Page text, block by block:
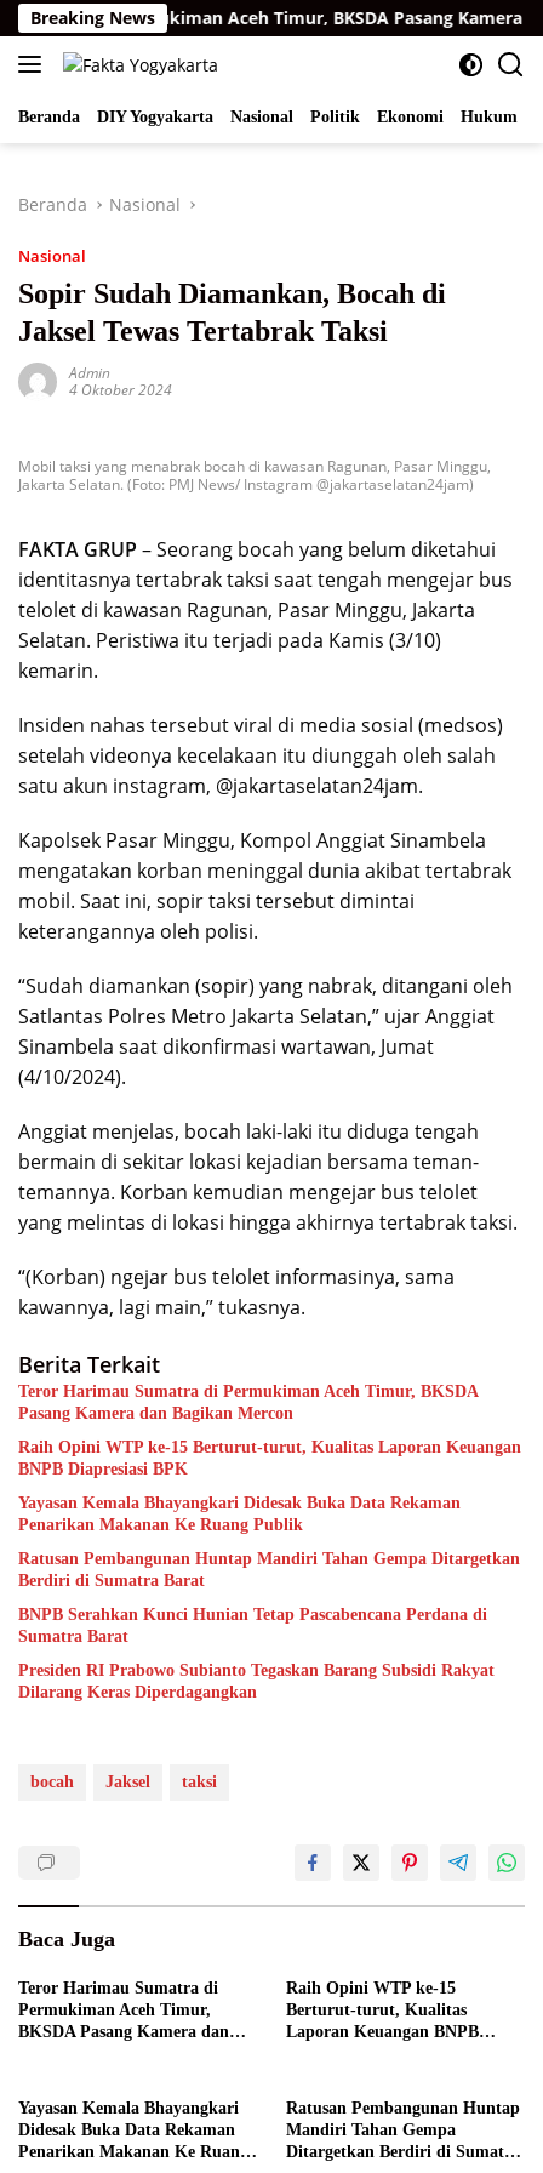
Langsung
ke
konten
Breaking News
di Permukiman Aceh Timur, BKSDA Pasang Kamera dan
Beranda DIY Yogyakarta Nasional Politik Ekonomi Hukum
Beranda Nasional
Nasional
Sopir Sudah Diamankan, Bocah di
Jaksel Tewas Tertabrak Taksi
Admin
4 Oktober 2024
Mobil taksi yang menabrak bocah di kawasan Ragunan, Pasar Minggu,
Jakarta Selatan. (Foto: PMJ News/ Instagram @jakartaselatan24jam)
FAKTA GRUP – Seorang bocah yang belum diketahui
identitasnya tertabrak taksi saat tengah mengejar bus
telolet di kawasan Ragunan, Pasar Minggu, Jakarta
Selatan. Peristiwa itu terjadi pada Kamis (3/10)
kemarin.
Insiden nahas tersebut viral di media sosial (medsos)
setelah videonya kecelakaan itu diunggah oleh salah
satu akun instagram, @jakartaselatan24jam.
Kapolsek Pasar Minggu, Kompol Anggiat Sinambela
mengatakan korban meninggal dunia akibat tertabrak
mobil. Saat ini, sopir taksi tersebut dimintai
keterangannya oleh polisi.
“Sudah diamankan (sopir) yang nabrak, ditangani oleh
Satlantas Polres Metro Jakarta Selatan,” ujar Anggiat
Sinambela saat dikonfirmasi wartawan, Jumat
(4/10/2024).
Anggiat menjelas, bocah laki-laki itu diduga tengah
bermain di sekitar lokasi kejadian bersama teman-
temannya. Korban kemudian mengejar bus telolet
yang melintas di lokasi hingga akhirnya tertabrak taksi.
“(Korban) ngejar bus telolet informasinya, sama
kawannya, lagi main,” tukasnya.
Berita Terkait
Teror Harimau Sumatra di Permukiman Aceh Timur, BKSDA
Pasang Kamera dan Bagikan Mercon
Raih Opini WTP ke-15 Berturut-turut, Kualitas Laporan Keuangan
BNPB Diapresiasi BPK
Yayasan Kemala Bhayangkari Didesak Buka Data Rekaman
Penarikan Makanan Ke Ruang Publik
Ratusan Pembangunan Huntap Mandiri Tahan Gempa Ditargetkan
Berdiri di Sumatra Barat
BNPB Serahkan Kunci Hunian Tetap Pascabencana Perdana di
Sumatra Barat
Presiden RI Prabowo Subianto Tegaskan Barang Subsidi Rakyat
Dilarang Keras Diperdagangkan
bocah Jaksel taksi
Baca Juga
Teror Harimau Sumatra di
Permukiman Aceh Timur,
BKSDA Pasang Kamera dan
Raih Opini WTP ke-15
Berturut-turut, Kualitas
Laporan Keuangan BNPB
Yayasan Kemala Bhayangkari
Didesak Buka Data Rekaman
Penarikan Makanan Ke Ruang
Ratusan Pembangunan Huntap
Mandiri Tahan Gempa
Ditargetkan Berdiri di Sumatra